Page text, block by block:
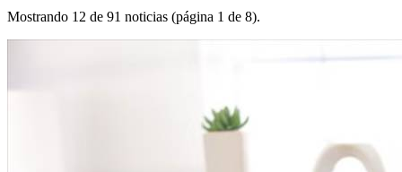
Mostrando 12 de 91 noticias (página 1 de 8).